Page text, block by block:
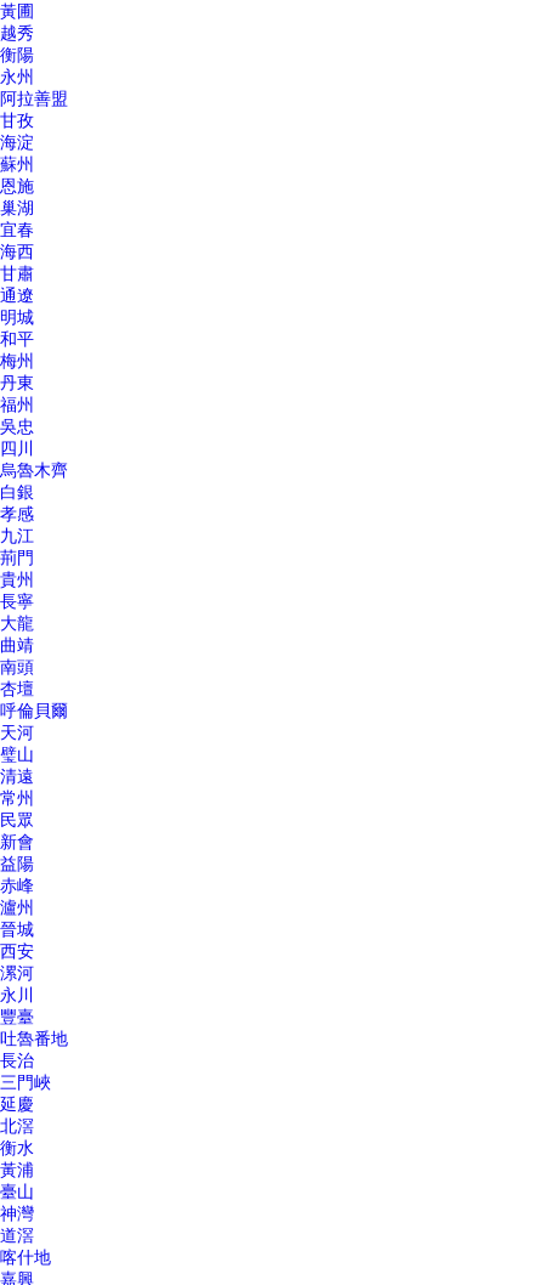
黃圃
越秀
衡陽
永州
阿拉善盟
甘孜
海淀
蘇州
恩施
巢湖
宜春
海西
甘肅
通遼
明城
和平
梅州
丹東
福州
吳忠
四川
烏魯木齊
白銀
孝感
九江
荊門
貴州
長寧
大龍
曲靖
南頭
杏壇
呼倫貝爾
天河
璧山
清遠
常州
民眾
新會
益陽
赤峰
瀘州
晉城
西安
漯河
永川
豐臺
吐魯番地
長治
三門峽
延慶
北滘
衡水
黃浦
臺山
神灣
道滘
喀什地
嘉興